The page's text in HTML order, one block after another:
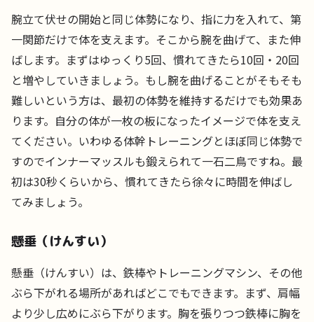
腕立て伏せの開始と同じ体勢になり、指に力を入れて、第
一関節だけで体を支えます。そこから腕を曲げて、また伸
ばします。まずはゆっくり5回、慣れてきたら10回・20回
と増やしていきましょう。もし腕を曲げることがそもそも
難しいという方は、最初の体勢を維持するだけでも効果あ
ります。自分の体が一枚の板になったイメージで体を支え
てください。いわゆる体幹トレーニングとほぼ同じ体勢で
すのでインナーマッスルも鍛えられて一石二鳥ですね。最
初は30秒くらいから、慣れてきたら徐々に時間を伸ばし
てみましょう。
懸垂（けんすい）
懸垂（けんすい）は、鉄棒やトレーニングマシン、その他
ぶら下がれる場所があればどこでもできます。まず、肩幅
より少し広めにぶら下がります。胸を張りつつ鉄棒に胸を